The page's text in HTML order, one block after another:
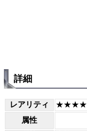
詳細
レアリティ
★★★★
属性